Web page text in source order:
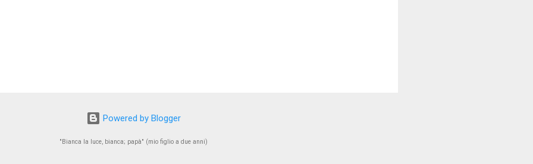
Powered by Blogger
"Bianca la luce, bianca; papà" (mio figlio a due anni)